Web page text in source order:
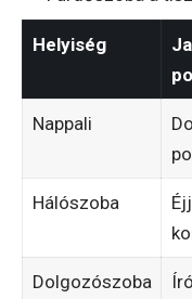
Helyiség
Nappali
Hálószoba
Dolgozószoba